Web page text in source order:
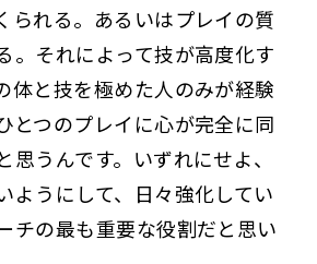
られる。あるいはプレイの質
。それによって技が高度化す
体と技を極めた人のみが経験
とつのプレイに心が完全に同
うんです。いずれにせよ、
ようにして、日々強化してい
チの最も重要な役割だと思い